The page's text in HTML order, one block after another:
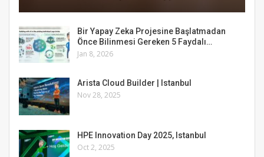
Bir Yapay Zeka Projesine Başlatmadan
Önce Bilinmesi Gereken 5 Faydalı…
Jan 8, 2026
Arista Cloud Builder | Istanbul
Nov 28, 2025
HPE Innovation Day 2025, Istanbul
Oct 2, 2025